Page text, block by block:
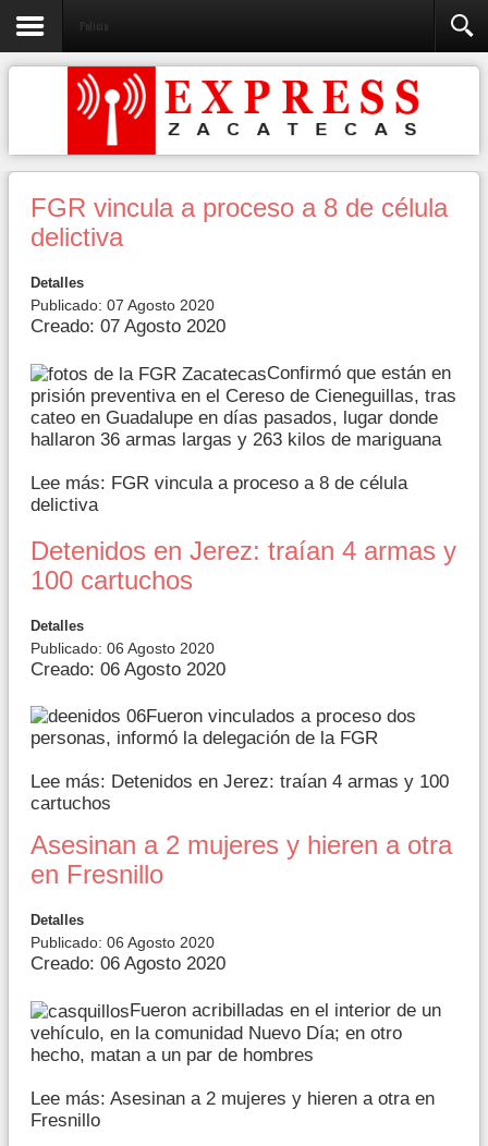
Policia
FGR vincula a proceso a 8 de célula
delictiva
Detalles
Publicado: 07 Agosto 2020
Creado: 07 Agosto 2020
Confirmó que están en
prisión preventiva en el Cereso de Cieneguillas, tras
cateo en Guadalupe en días pasados, lugar donde
hallaron 36 armas largas y 263 kilos de mariguana
Lee más: FGR vincula a proceso a 8 de célula
delictiva
Detenidos en Jerez: traían 4 armas y
100 cartuchos
Detalles
Publicado: 06 Agosto 2020
Creado: 06 Agosto 2020
Fueron vinculados a proceso dos
personas, informó la delegación de la FGR
Lee más: Detenidos en Jerez: traían 4 armas y 100
cartuchos
Asesinan a 2 mujeres y hieren a otra
en Fresnillo
Detalles
Publicado: 06 Agosto 2020
Creado: 06 Agosto 2020
Fueron acribilladas en el interior de un
vehículo, en la comunidad Nuevo Día; en otro
hecho, matan a un par de hombres
Lee más: Asesinan a 2 mujeres y hieren a otra en
Fresnillo